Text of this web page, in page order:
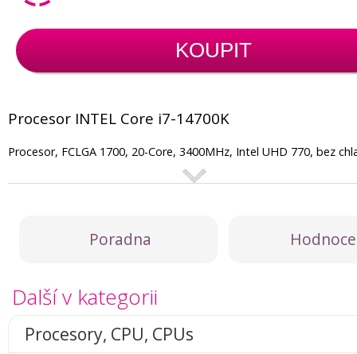
KOUPIT
Procesor INTEL Core i7-14700K
Procesor, FCLGA 1700, 20-Core, 3400MHz, Intel UHD 770, bez
Poradna
Další v kategorii
Procesory, CPU, CPUs